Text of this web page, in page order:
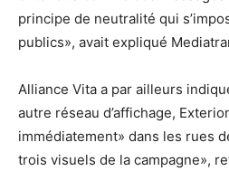
principe de neutralité qui
publics», avait expliqué
Alliance Vita a par ailleurs
autre réseau d’affichage,
immédiatement» dans les rues
trois visuels de la campagne»,